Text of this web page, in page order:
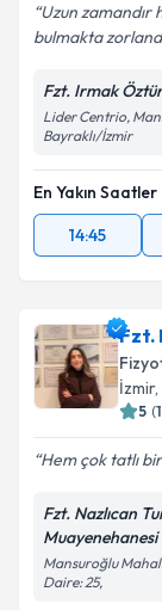
Uzun zamandır
bulmakta
Fzt. Irmak
Lider Centrio,
Bayraklı/İzmir
En Yakın Saatler
14:45
Fzt.
İzmir
5 (
Hem çok tatlı
Fzt. Nazlıcan
Muayenehanesi
Mansuroğlu
Daire: 25,